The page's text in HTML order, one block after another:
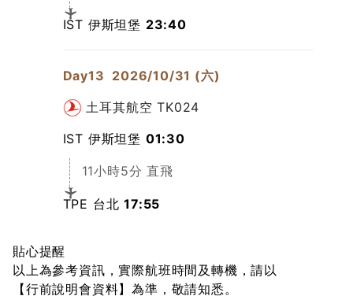
IST 伊斯坦堡 23:40
Day13 2026/10/31 (六)
土耳其航空 TK024
IST 伊斯坦堡 01:30
11小時5分 直飛
TPE 台北 17:55
貼心提醒
以上為參考資訊，實際航班時間及轉機，請以
【行前說明會資料】為準，敬請知悉。